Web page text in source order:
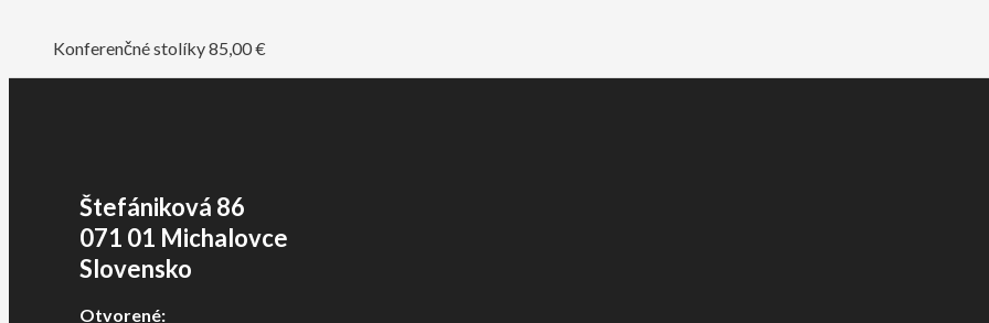
Konferenčné stolíky85,00€
Štefániková 86
071 01 Michalovce
Slovensko
Otvorené: